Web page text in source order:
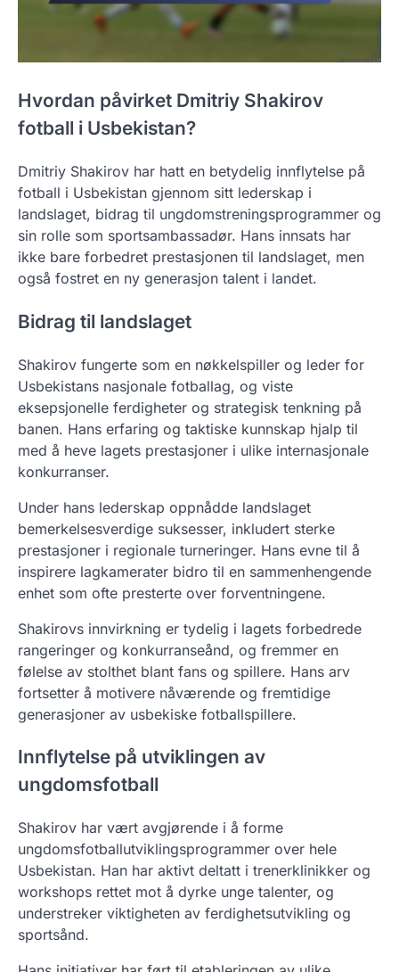
Hvordan påvirket Dmitriy Shakirov
fotball i Usbekistan?
Dmitriy Shakirov har hatt en betydelig innflytelse på
fotball i Usbekistan gjennom sitt lederskap i
landslaget, bidrag til ungdomstreningsprogrammer og
sin rolle som sportsambassadør. Hans innsats har
ikke bare forbedret prestasjonen til landslaget, men
også fostret en ny generasjon talent i landet.
Bidrag til landslaget
Shakirov fungerte som en nøkkelspiller og leder for
Usbekistans nasjonale fotballag, og viste
eksepsjonelle ferdigheter og strategisk tenkning på
banen. Hans erfaring og taktiske kunnskap hjalp til
med å heve lagets prestasjoner i ulike internasjonale
konkurranser.
Under hans lederskap oppnådde landslaget
bemerkelsesverdige suksesser, inkludert sterke
prestasjoner i regionale turneringer. Hans evne til å
inspirere lagkamerater bidro til en sammenhengende
enhet som ofte presterte over forventningene.
Shakirovs innvirkning er tydelig i lagets forbedrede
rangeringer og konkurranseånd, og fremmer en
følelse av stolthet blant fans og spillere. Hans arv
fortsetter å motivere nåværende og fremtidige
generasjoner av usbekiske fotballspillere.
Innflytelse på utviklingen av
ungdomsfotball
Shakirov har vært avgjørende i å forme
ungdomsfotballutviklingsprogrammer over hele
Usbekistan. Han har aktivt deltatt i trenerklinikker og
workshops rettet mot å dyrke unge talenter, og
understreker viktigheten av ferdighetsutvikling og
sportsånd.